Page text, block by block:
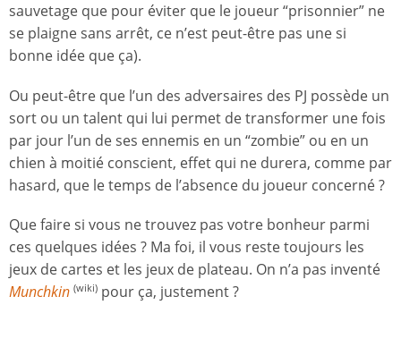
sauvetage que pour éviter que le joueur “prisonnier” ne
se plaigne sans arrêt, ce n’est peut-être pas une si
bonne idée que ça).
Ou peut-être que l’un des adversaires des PJ possède un
sort ou un talent qui lui permet de transformer une fois
par jour l’un de ses ennemis en un “zombie” ou en un
chien à moitié conscient, effet qui ne durera, comme par
hasard, que le temps de l’absence du joueur concerné ?
Que faire si vous ne trouvez pas votre bonheur parmi
ces quelques idées ? Ma foi, il vous reste toujours les
jeux de cartes et les jeux de plateau. On n’a pas inventé
Munchkin (wiki) pour ça, justement ?